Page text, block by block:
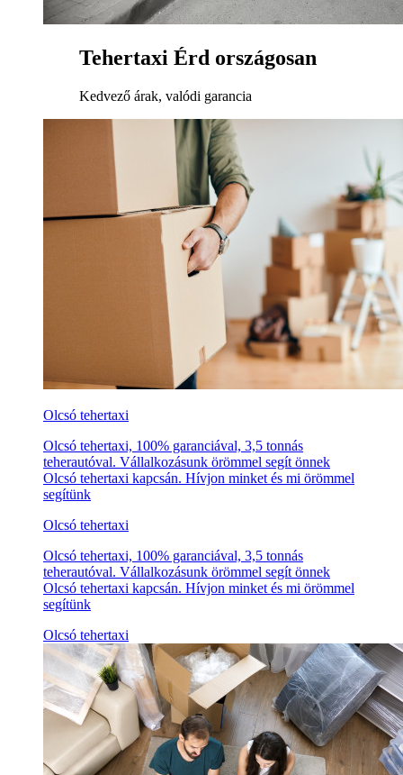
Tehertaxi Érd országosan
Kedvező árak, valódi garancia
Olcsó tehertaxi
Olcsó tehertaxi, 100% garanciával, 3,5 tonnás
teherautóval. Vállalkozásunk örömmel segít önnek
Olcsó tehertaxi kapcsán. Hívjon minket és mi örömmel
segítünk
Olcsó tehertaxi
Olcsó tehertaxi, 100% garanciával, 3,5 tonnás
teherautóval. Vállalkozásunk örömmel segít önnek
Olcsó tehertaxi kapcsán. Hívjon minket és mi örömmel
segítünk
Olcsó tehertaxi